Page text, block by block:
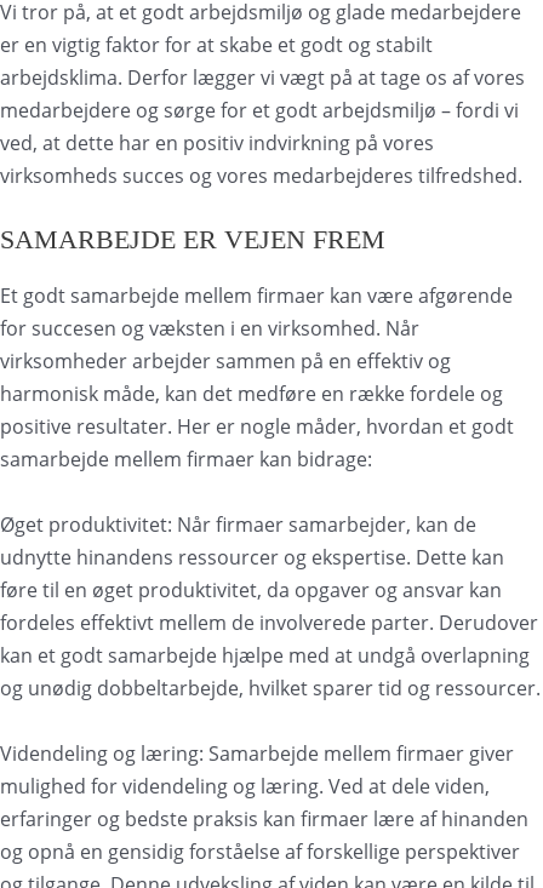
Vi tror på, at et godt arbejdsmiljø og glade medarbejdere
er en vigtig faktor for at skabe et godt og stabilt
arbejdsklima. Derfor lægger vi vægt på at tage os af vores
medarbejdere og sørge for et godt arbejdsmiljø – fordi vi
ved, at dette har en positiv indvirkning på vores
virksomheds succes og vores medarbejderes tilfredshed.
SAMARBEJDE ER VEJEN FREM
Et godt samarbejde mellem firmaer kan være afgørende
for succesen og væksten i en virksomhed. Når
virksomheder arbejder sammen på en effektiv og
harmonisk måde, kan det medføre en række fordele og
positive resultater. Her er nogle måder, hvordan et godt
samarbejde mellem firmaer kan bidrage:
Øget produktivitet: Når firmaer samarbejder, kan de
udnytte hinandens ressourcer og ekspertise. Dette kan
føre til en øget produktivitet, da opgaver og ansvar kan
fordeles effektivt mellem de involverede parter. Derudover
kan et godt samarbejde hjælpe med at undgå overlapning
og unødig dobbeltarbejde, hvilket sparer tid og ressourcer.
Videndeling og læring: Samarbejde mellem firmaer giver
mulighed for videndeling og læring. Ved at dele viden,
erfaringer og bedste praksis kan firmaer lære af hinanden
og opnå en gensidig forståelse af forskellige perspektiver